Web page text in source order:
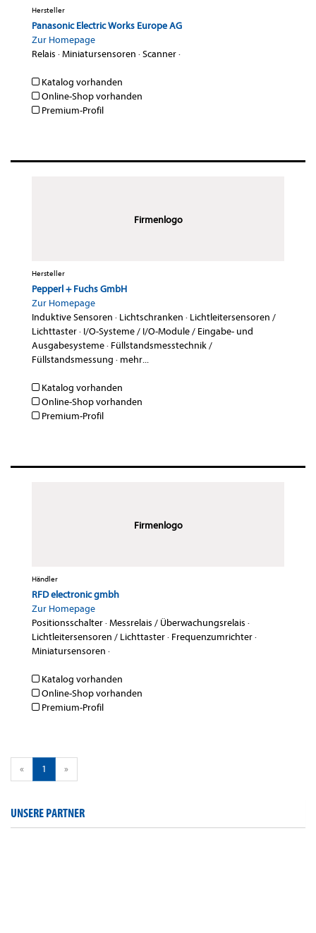
Hersteller
Panasonic Electric Works Europe AG
Zur Homepage
Relais ·Miniatursensoren ·Scanner·
Katalog vorhanden
Online-Shop vorhanden
Premium-Profil
Firmenlogo
Hersteller
Pepperl + Fuchs GmbH
Zur Homepage
Induktive Sensoren · Lichtschranken · Lichtleitersensoren /
Lichttaster· I/O-Systeme / I/O-Module / Eingabe- und
Ausgabesysteme· Füllstandsmesstechnik /
Füllstandsmessung · mehr...
Katalog vorhanden
Online-Shop vorhanden
Premium-Profil
Firmenlogo
Händler
RFD electronic gmbh
Zur Homepage
Positionsschalter·Messrelais / Überwachungsrelais ·
Lichtleitersensoren / Lichttaster· Frequenzumrichter·
Miniatursensoren ·
Katalog vorhanden
Online-Shop vorhanden
Premium-Profil
« 1 »
UNSERE PARTNER